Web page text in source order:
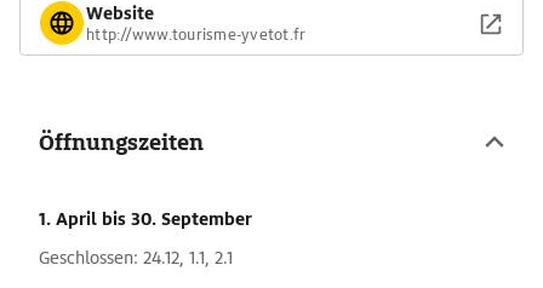
Website
http://www.tourisme-yvetot.fr
Öffnungszeiten
1. April bis 30. September
Geschlossen: 24.12, 1.1, 2.1